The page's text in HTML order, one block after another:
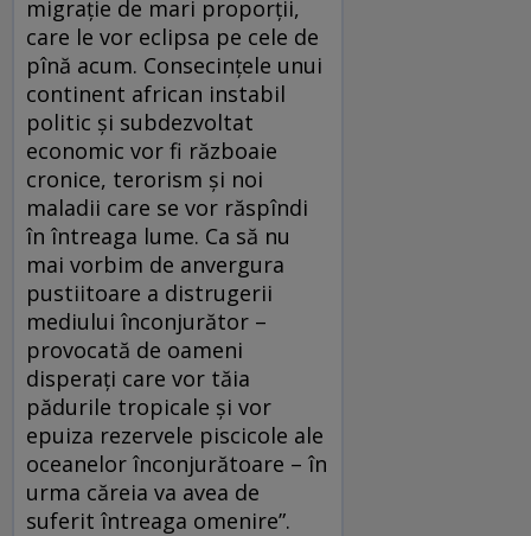
migrație de mari proporții,
care le vor eclipsa pe cele de
pînă acum. Consecințele unui
continent african instabil
politic și subdezvoltat
economic vor fi războaie
cronice, terorism și noi
maladii care se vor răspîndi
în întreaga lume. Ca să nu
mai vorbim de anvergura
pustiitoare a distrugerii
mediului înconjurător –
provocată de oameni
disperați care vor tăia
pădurile tropicale și vor
epuiza rezervele piscicole ale
oceanelor înconjurătoare – în
urma căreia va avea de
suferit întreaga omenire”.